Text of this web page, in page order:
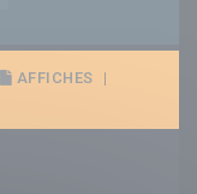
AFFICHES
|